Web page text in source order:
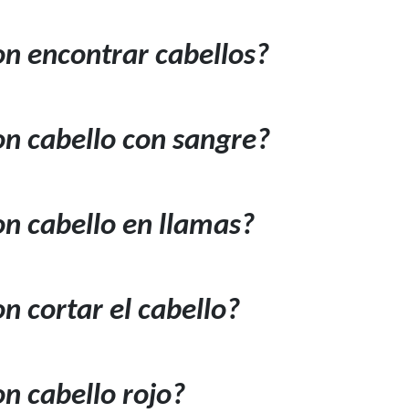
encontrar cabellos?
cabello con sangre?
cabello en llamas?
cortar el cabello?
cabello rojo?